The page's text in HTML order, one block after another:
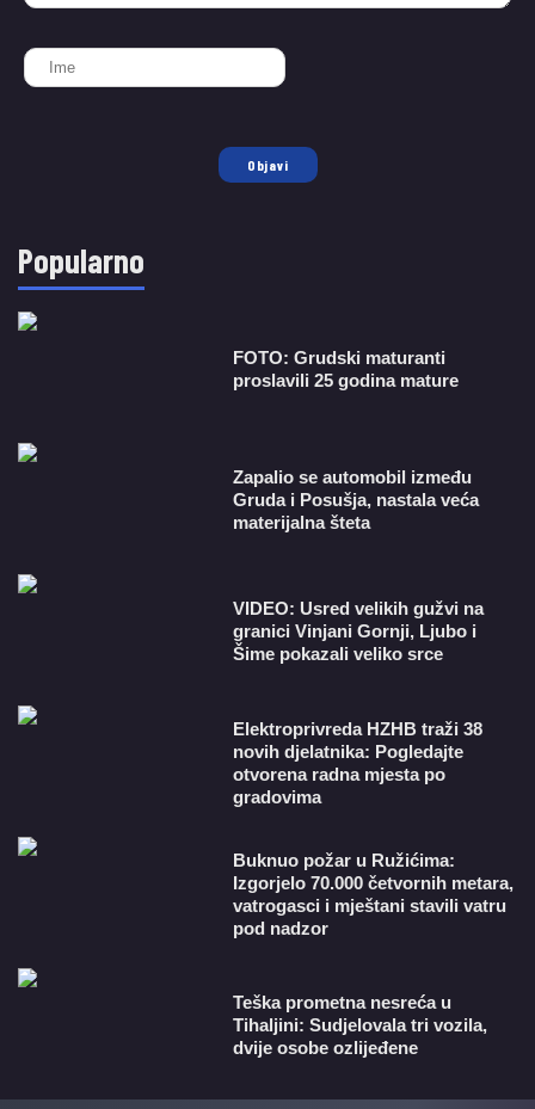
Objavi
Popularno
FOTO: Grudski maturanti
proslavili 25 godina mature
Zapalio se automobil između
Gruda i Posušja, nastala veća
materijalna šteta
VIDEO: Usred velikih gužvi na
granici Vinjani Gornji, Ljubo i
Šime pokazali veliko srce
​Elektroprivreda HZHB traži 38
novih djelatnika: Pogledajte
otvorena radna mjesta po
gradovima
Buknuo požar u Ružićima:
Izgorjelo 70.000 četvornih metara,
vatrogasci i mještani stavili vatru
pod nadzor
Teška prometna nesreća u
Tihaljini: Sudjelovala tri vozila,
dvije osobe ozlijeđene